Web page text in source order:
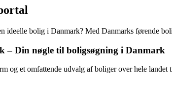
ideelle bolig i Danmark? Med Danmarks førende
– Din nøgle til boligsøgning i Danmark
og et omfattende udvalg af boliger over hele